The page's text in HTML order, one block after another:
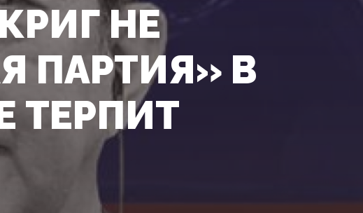
НЕ
ПАРТИЯ» В
ТЕРПИТ